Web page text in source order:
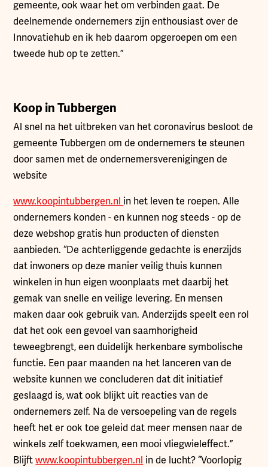
gemeente, ook waar het om verbinden gaat. De
deelnemende ondernemers zijn enthousiast over de
Innovatiehub en ik heb daarom opgeroepen om een
tweede hub op te zetten.”
Koop in Tubbergen
Al snel na het uitbreken van het coronavirus besloot de
gemeente Tubbergen om de ondernemers te steunen
door samen met de ondernemersverenigingen de
website
www.koopintubbergen.nl in het leven te roepen. Alle
ondernemers konden - en kunnen nog steeds - op de
deze webshop gratis hun producten of diensten
aanbieden. “De achterliggende gedachte is enerzijds
dat inwoners op deze manier veilig thuis kunnen
winkelen in hun eigen woonplaats met daarbij het
gemak van snelle en veilige levering. En mensen
maken daar ook gebruik van. Anderzijds speelt een rol
dat het ook een gevoel van saamhorigheid
teweegbrengt, een duidelijk herkenbare symbolische
functie. Een paar maanden na het lanceren van de
website kunnen we concluderen dat dit initiatief
geslaagd is, wat ook blijkt uit reacties van de
ondernemers zelf. Na de versoepeling van de regels
heeft het er ook toe geleid dat meer mensen naar de
winkels zelf toekwamen, een mooi vliegwieleffect.”
Blijftwww.koopintubbergen.nl in de lucht? “Voorlopig